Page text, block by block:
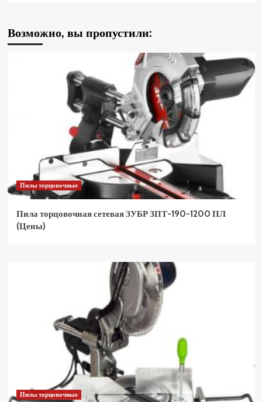
Возможно, вы пропустили:
Пилы торцовочные
Пила торцовочная сетевая ЗУБР ЗПТ-190-1200 ПЛ
(Цены)
Пилы торцовочные